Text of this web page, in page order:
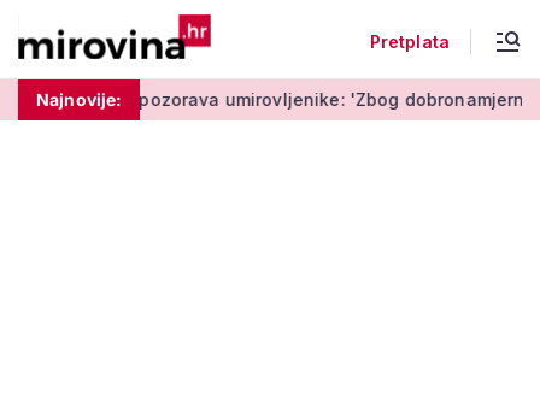
Pretplata
Najnovije:
Policija upozorava umirovljenike: 'Zbog dobronamjernosti